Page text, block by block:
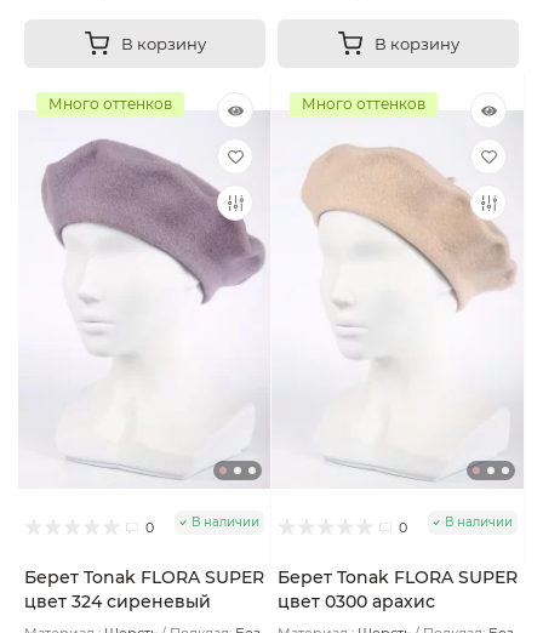
В корзину В корзину
Много оттенков
0 В наличии
Берет Tonak FLORA SUPER
цвет 324 сиреневый
пудровый
Много оттенков
0 В наличии
Берет Tonak FLORA SUPER
цвет 0300 арахис